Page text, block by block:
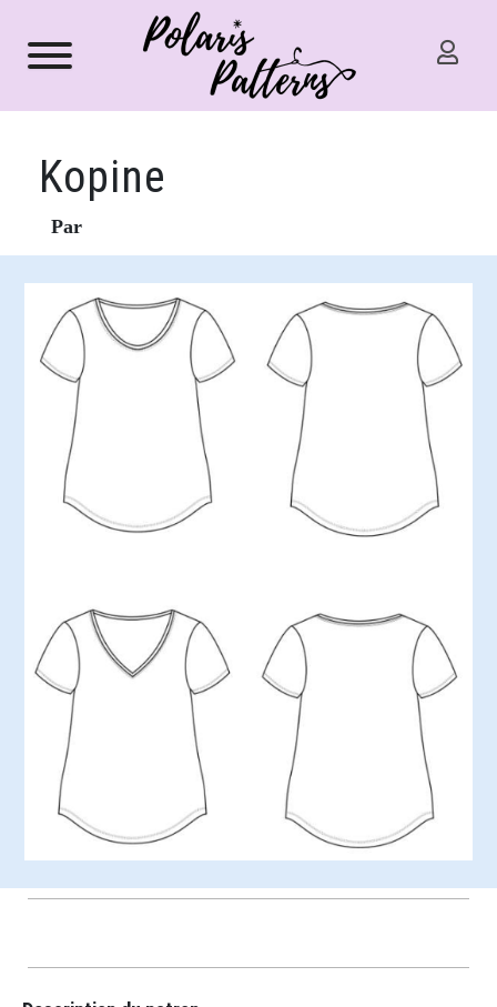
Kopine
Par